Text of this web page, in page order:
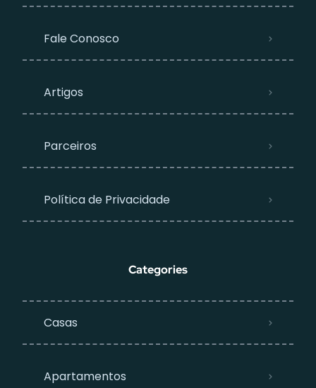
Fale Conosco
Artigos
Parceiros
Política de Privacidade
Categories
Casas
Apartamentos